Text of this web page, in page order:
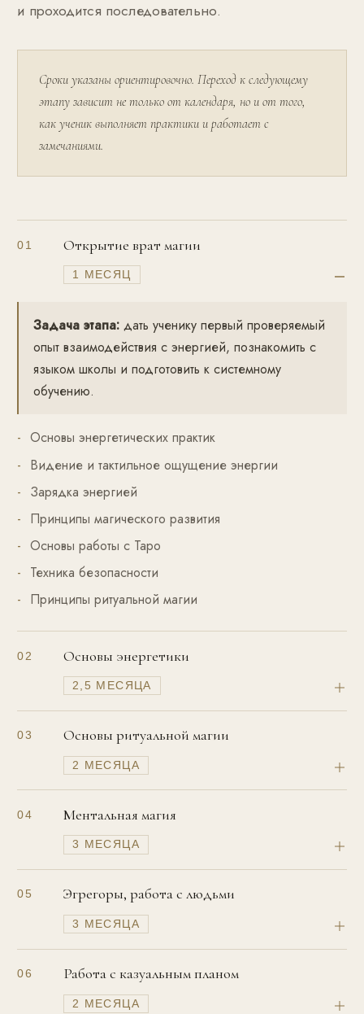
и проходится последовательно.
Сроки указаны ориентировочно. Переход к следующему
этапу зависит не только от календаря, но и от того,
как ученик выполняет практики и работает с
замечаниями.
01 Открытие врат магии
1 МЕСЯЦ
Задача этапа: дать ученику первый проверяемый
опыт взаимодействия с энергией, познакомить с
языком школы и подготовить к системному
обучению.
Основы энергетических практик
Видение и тактильное ощущение энергии
Зарядка энергией
Принципы магического развития
Основы работы с Таро
Техника безопасности
Принципы ритуальной магии
02 Основы энергетики
2,5 МЕСЯЦА
03 Основы ритуальной магии
2 МЕСЯЦА
04 Ментальная магия
3 МЕСЯЦА
05 Эгрегоры, работа с людьми
3 МЕСЯЦА
06 Работа с казуальным планом
2 МЕСЯЦА